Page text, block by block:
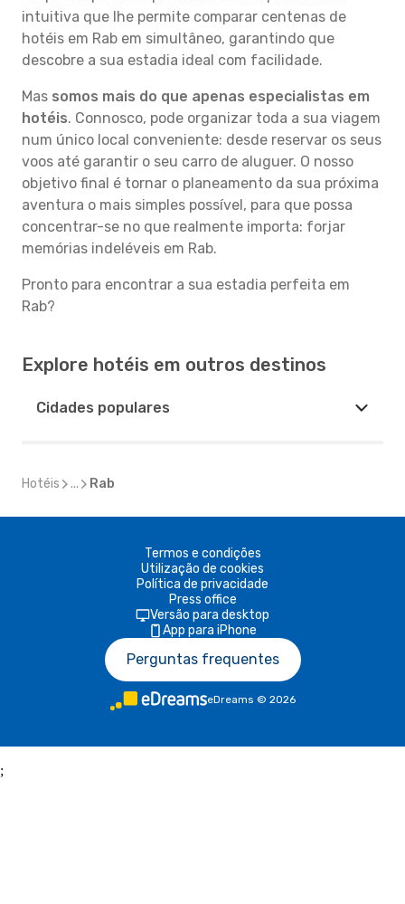
intuitiva que lhe permite comparar centenas de
hotéis em Rab em simultâneo, garantindo que
descobre a sua estadia ideal com facilidade.
Mas somos mais do que apenas especialistas em
hotéis. Connosco, pode organizar toda a sua viagem
num único local conveniente: desde reservar os seus
voos até garantir o seu carro de aluguer. O nosso
objetivo final é tornar o planeamento da sua próxima
aventura o mais simples possível, para que possa
concentrar-se no que realmente importa: forjar
memórias indeléveis em Rab.
Pronto para encontrar a sua estadia perfeita em
Rab?
Explore hotéis em outros destinos
Cidades populares
Hotéis ... Rab
Termos e condições
Utilização de cookies
Política de privacidade
Press office
Versão para desktop
App para iPhone
Perguntas frequentes
eDreams © 2026
;